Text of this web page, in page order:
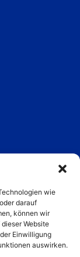
wie
darauf
können wir
Website
Einwilligung
auswirken.